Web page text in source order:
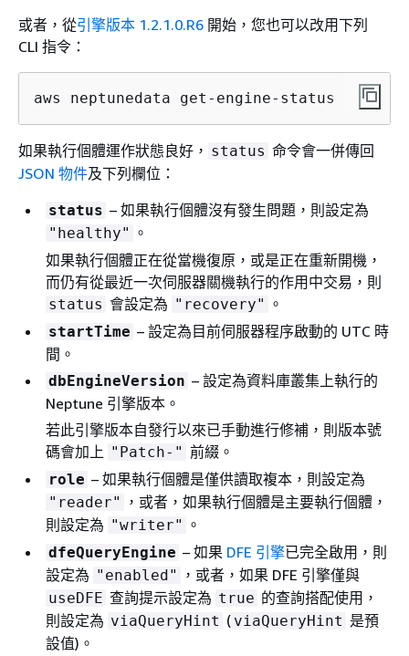
或者，從引擎版本 1.2.1.0.R6 開始，您也可以改用下列
CLI 指令：
aws neptunedata get-engine-status
如果執行個體運作狀態良好， status 命令會一併傳回
JSON 物件及下列欄位：
status – 如果執行個體沒有發生問題，則設定為
"healthy" 。
如果執行個體正在從當機復原，或是正在重新開機，
而仍有從最近一次伺服器關機執行的作用中交易，則
status 會設定為 "recovery" 。
startTime – 設定為目前伺服器程序啟動的 UTC 時
間。
dbEngineVersion – 設定為資料庫叢集上執行的
Neptune 引擎版本。
若此引擎版本自發行以來已手動進行修補，則版本號
碼會加上 "Patch-" 前綴。
role – 如果執行個體是僅供讀取複本，則設定為
"reader"
，或者，如果執行個體是主要執行個體，
則設定為 "writer" 。
dfeQueryEngine – 如果 DFE 引擎已完全啟用，則
設定為 "enabled" ，或者，如果 DFE 引擎僅與
useDFE 查詢提示設定為 true 的查詢搭配使用，
則設定為 viaQueryHint ( viaQueryHint 是預
設值)。